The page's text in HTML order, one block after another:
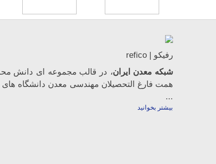
رفیکو | refico
شبکه معدن ایران، در قالب مجموعه ای دانش
همت فارغ­ التحصیلان مهندسی معدن دانشگاه ­های
...
بیشتر بخوانید